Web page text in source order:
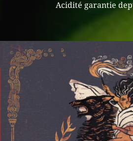
Acidité garantie